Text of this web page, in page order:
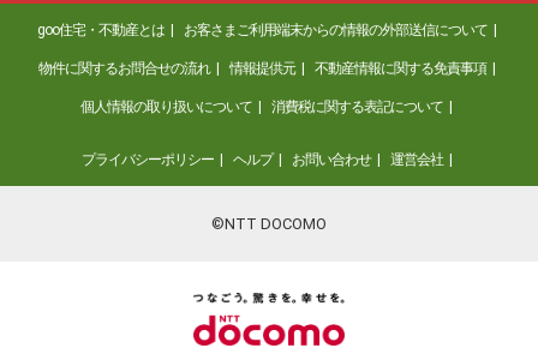
goo住宅・不動産とは お客さまご利用端末からの情報の外部送信について
物件に関するお問合せの流れ 情報提供元 不動産情報に関する免責事項
個人情報の取り扱いについて 消費税に関する表記について
プライバシーポリシー ヘルプ お問い合わせ 運営会社
©NTT DOCOMO